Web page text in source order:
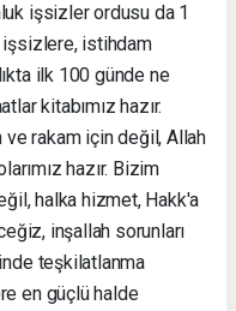
işsizler ordusu da 1
işsizlere, istihdam
ilk 100 günde ne
kitabımız hazır.
rakam için değil, Allah
hazır. Bizim
halka hizmet, Hakk'a
inşallah sorunları
teşkilatlanma
en güçlü halde